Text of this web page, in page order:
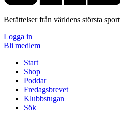
Berättelser från världens största sport
Logga in
Bli medlem
Start
Shop
Poddar
Fredagsbrevet
Klubbstugan
Sök